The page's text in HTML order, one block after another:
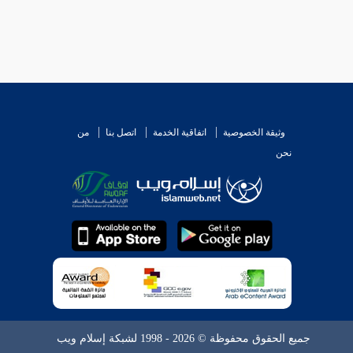
وثيقة الخصوصية اتفاقية الخدمة اتصل بنا
من
نحن
جميع الحقوق محفوظة © 2026 - 1998 لشبكة إسلام ويب